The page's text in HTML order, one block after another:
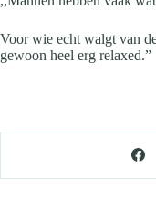
Voor wie echt walgt van
gewoon heel erg relaxed.”